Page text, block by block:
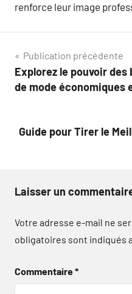
renforce leur image
Navigation
de
Publication précédente
Explorez le pouvoir
de mode économiques
Guide pour Tirer le
Laisser un
Votre adresse e-mail ne
obligatoires sont indiqués
Commentaire*